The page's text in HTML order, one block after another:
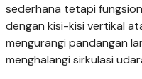
sederhana tetapi
dengan kisi-kisi vertikal
mengurangi pandangan
menghalangi sirkulasi